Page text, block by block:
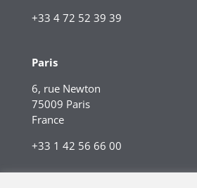
+33 4 72 52 39 39
Paris
6, rue Newton
75009 Paris
France
+33 1 42 56 66 00